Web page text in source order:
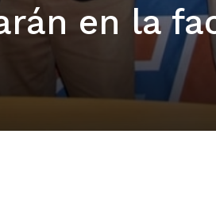
en la